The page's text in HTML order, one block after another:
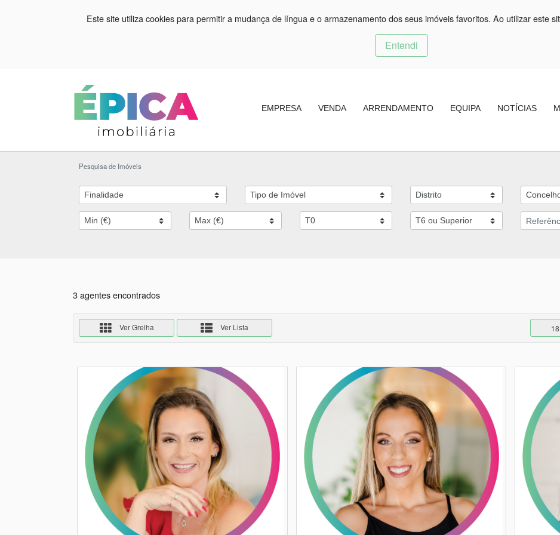
Este site utiliza cookies para permitir a mudança de língua e o armazenamento dos seus imóveis favoritos. Ao utilizar este
Entendi
EMPRESA VENDA ARRENDAMENTO EQUIPA NOTÍCIAS
Pesquisa de Imóveis
3 agentes encontrados
Ver Grelha Ver Lista